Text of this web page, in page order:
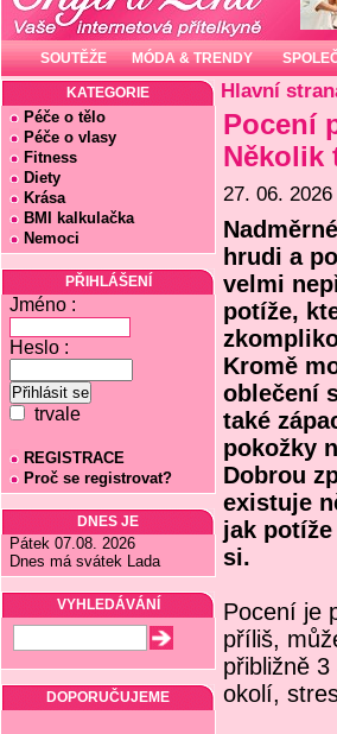
SOUTĚŽE MÓDA & TRENDY
KATEGORIE
Péče o tělo
Péče o vlasy
Fitness
Diety
Krása
BMI kalkulačka
Nemoci
PŘIHLÁŠENÍ
Jméno :
Heslo :
trvale
REGISTRACE
Proč se registrovat?
DNES JE
Pátek 07.08. 2026
Dnes má svátek Lada
VYHLEDÁVÁNÍ
DOPORUČUJEME
Hlavní
Pocení
Několik
27. 06. 2026
hrudi a
velmi
potíže,
Kromě
oblečení
také
pokožky
Dobrou
existuje
jak
si.
Pocení je
příliš,
přibližně
okolí,